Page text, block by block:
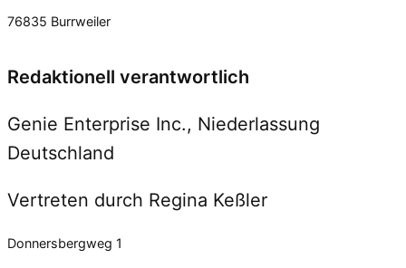
76835 Burrweiler
Redaktionell verantwortlich
Genie Enterprise Inc., Niederlassung
Deutschland
Vertreten durch Regina Keßler
Donnersbergweg 1